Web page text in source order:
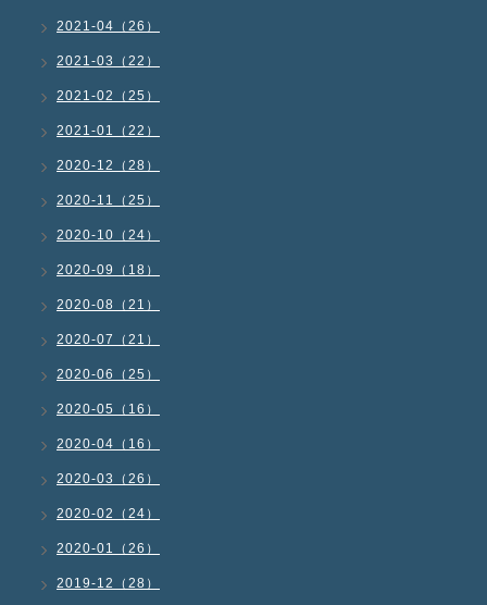
2021-04（26）
2021-03（22）
2021-02（25）
2021-01（22）
2020-12（28）
2020-11（25）
2020-10（24）
2020-09（18）
2020-08（21）
2020-07（21）
2020-06（25）
2020-05（16）
2020-04（16）
2020-03（26）
2020-02（24）
2020-01（26）
2019-12（28）